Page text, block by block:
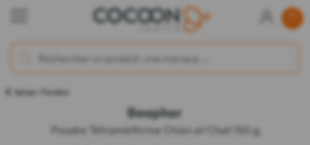
Sprays / Poudres
Beaphar
Poudre Tétraméthrine Chien et Chat 150 g